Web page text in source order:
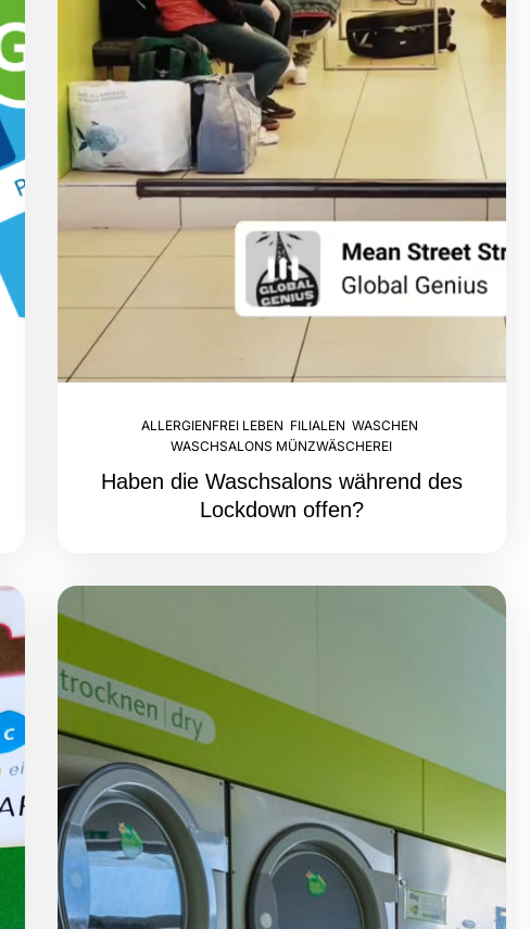
ALLERGIENFREI LEBEN FILIALEN ,WASCHEN
WASCHSALONS MÜNZWÄSCHEREI
Haben die Waschsalons während des
Lockdown offen?